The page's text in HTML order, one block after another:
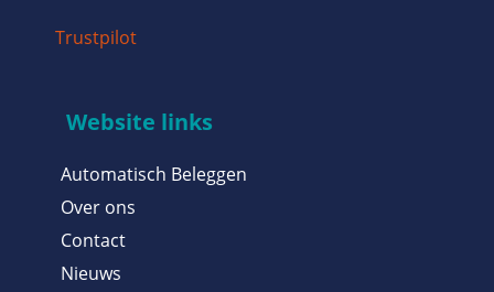
Trustpilot
Website links
Automatisch Beleggen
Over ons
Contact
Nieuws